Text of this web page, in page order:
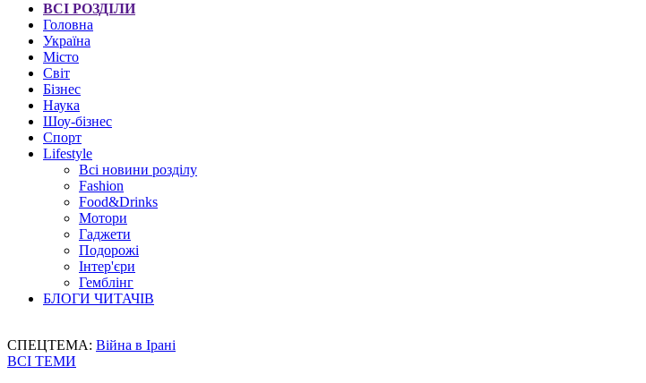
ВСІ РОЗДІЛИ
Головна
Україна
Місто
Світ
Бізнес
Наука
Шоу-бізнес
Спорт
Lifestyle
Всі новини розділу
Fashion
Food&Drinks
Мотори
Гаджети
Подорожі
Інтер'єри
Гемблінг
БЛОГИ ЧИТАЧІВ
СПЕЦТЕМА: Війна в Ірані
ВСІ ТЕМИ